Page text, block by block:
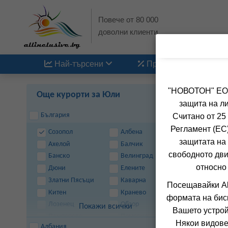
Повече от 80 000
доволни клиенти
Най-търсени Промоции
Още курорти за Юли
България
Покажи всички
Созопол
Албена
Ахелой
Балчик
Банско
Велинград
Дюни
Елените
Златни Пясъци
Каварна
Китен
Кранево
Лозенец
Обзор
"НОВОТОН"
защита на
Считано от 25
Регламент
защитата на
свободното
Посещавайки
формата на
Вашето
Някои